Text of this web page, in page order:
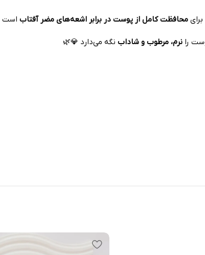
محافظت کامل از پوست در برابر اشعه‌های مضر آفتاب است
را نرم، مرطوب و شاداب نگه می‌دارد 💎🌿